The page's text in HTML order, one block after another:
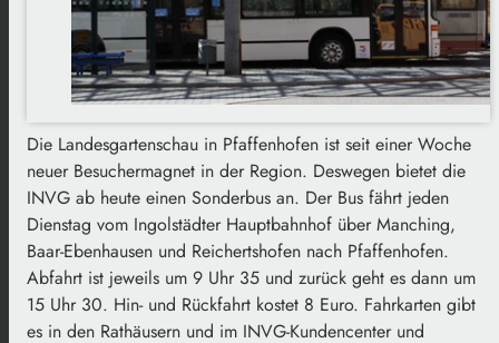
Die Landesgartenschau in Pfaffenhofen ist seit einer Woche
neuer Besuchermagnet in der Region. Deswegen bietet die
INVG ab heute einen Sonderbus an. Der Bus fährt jeden
Dienstag vom Ingolstädter Hauptbahnhof über Manching,
Baar-Ebenhausen und Reichertshofen nach Pfaffenhofen.
Abfahrt ist jeweils um 9 Uhr 35 und zurück geht es dann um
15 Uhr 30. Hin- und Rückfahrt kostet 8 Euro. Fahrkarten gibt
es in den Rathäusern und im INVG-Kundencenter und